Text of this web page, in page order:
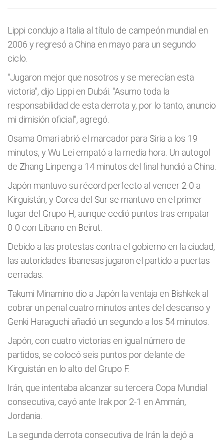
Lippi condujo a Italia al título de campeón mundial en
2006 y regresó a China en mayo para un segundo
ciclo.
"Jugaron mejor que nosotros y se merecían esta
victoria", dijo Lippi en Dubái. "Asumo toda la
responsabilidad de esta derrota y, por lo tanto, anuncio
mi dimisión oficial", agregó.
Osama Omari abrió el marcador para Siria a los 19
minutos, y Wu Lei empató a la media hora. Un autogol
de Zhang Linpeng a 14 minutos del final hundió a China.
Japón mantuvo su récord perfecto al vencer 2-0 a
Kirguistán, y Corea del Sur se mantuvo en el primer
lugar del Grupo H, aunque cedió puntos tras empatar
0-0 con Líbano en Beirut.
Debido a las protestas contra el gobierno en la ciudad,
las autoridades libanesas jugaron el partido a puertas
cerradas.
Takumi Minamino dio a Japón la ventaja en Bishkek al
cobrar un penal cuatro minutos antes del descanso y
Genki Haraguchi añadió un segundo a los 54 minutos.
Japón, con cuatro victorias en igual número de
partidos, se colocó seis puntos por delante de
Kirguistán en lo alto del Grupo F.
Irán, que intentaba alcanzar su tercera Copa Mundial
consecutiva, cayó ante Irak por 2-1 en Ammán,
Jordania.
La segunda derrota consecutiva de Irán la dejó a